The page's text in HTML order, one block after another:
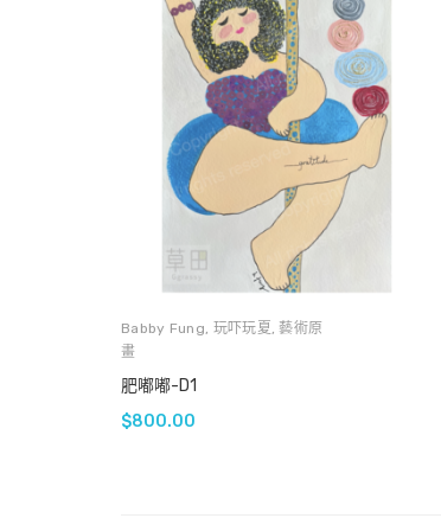
Babby Fung, 玩吓玩夏 , 藝術原
畫
肥嘟嘟-D1
$800.00